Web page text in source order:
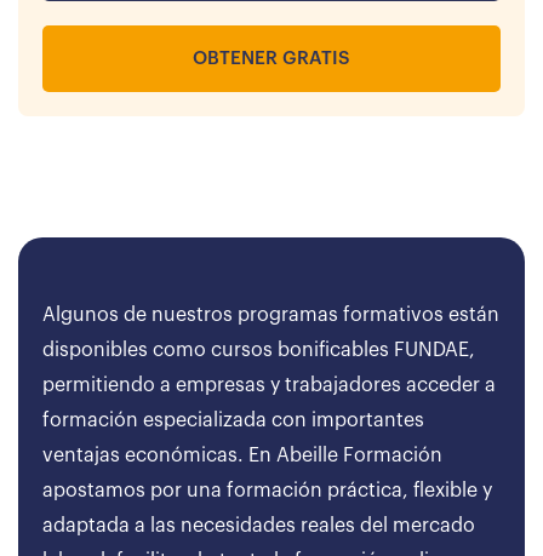
OBTENER GRATIS
Algunos de nuestros programas formativos están
disponibles como cursos bonificables FUNDAE,
permitiendo a empresas y trabajadores acceder a
formación especializada con importantes
ventajas económicas. En Abeille Formación
apostamos por una formación práctica, flexible y
adaptada a las necesidades reales del mercado